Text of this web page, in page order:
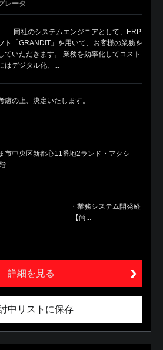
レータ
同社のシステムエンジニアとして、ERP
ト「GRANDIT」を用いて、お客様の業務を
ていただきます。 業務を効率化してコスト
はデジタル化、...
慮の上、決定いたします。
市中央区新都心11番地2ランド・アクシ
・業務システム開発経
尚...
詳細を見る
中リストに保存